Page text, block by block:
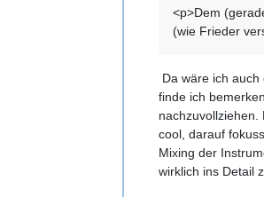
<p>Dem
(wie Frieder
Da wäre ich
finde ich
cool, darauf
Mixing der
wirklich ins Detail